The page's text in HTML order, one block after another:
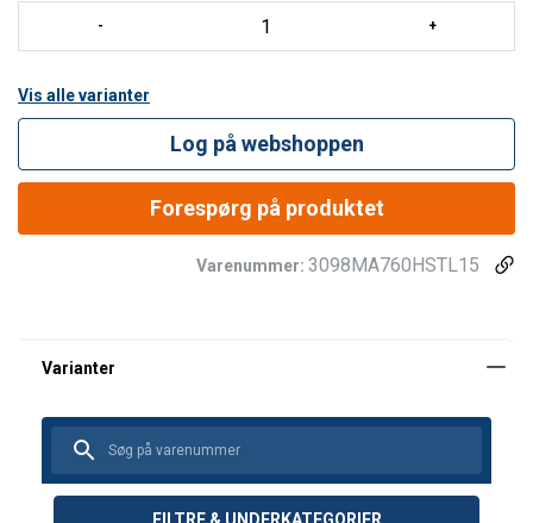
Vis alle varianter
Log på webshoppen
Forespørg på produktet
Varenummer: 3098MA760HSTL15